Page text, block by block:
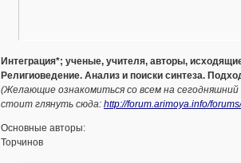
Интеграция*; ученые, учителя, авторы,
Религиоведение. Анализ и поиски синтеза.
(Желающие ознакомиться со всем на
стоит глянуть сюда: http://forum.arimoya.info/
Основные авторы:
Торчинов